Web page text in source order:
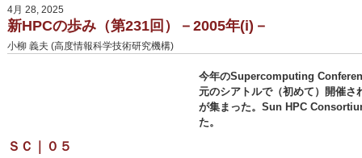
4月 28, 2025
新HPCの歩み（第231回）－2005年(i)－
小柳 義夫 (高度情報科学技術研究機構)
今年のSupercomputing
元のシアトルで（初めて）開催
が集まった。Sun HPC
た。
ＳＣ｜０５